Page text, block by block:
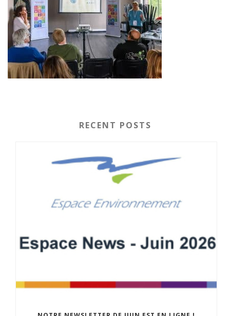
RECENT POSTS